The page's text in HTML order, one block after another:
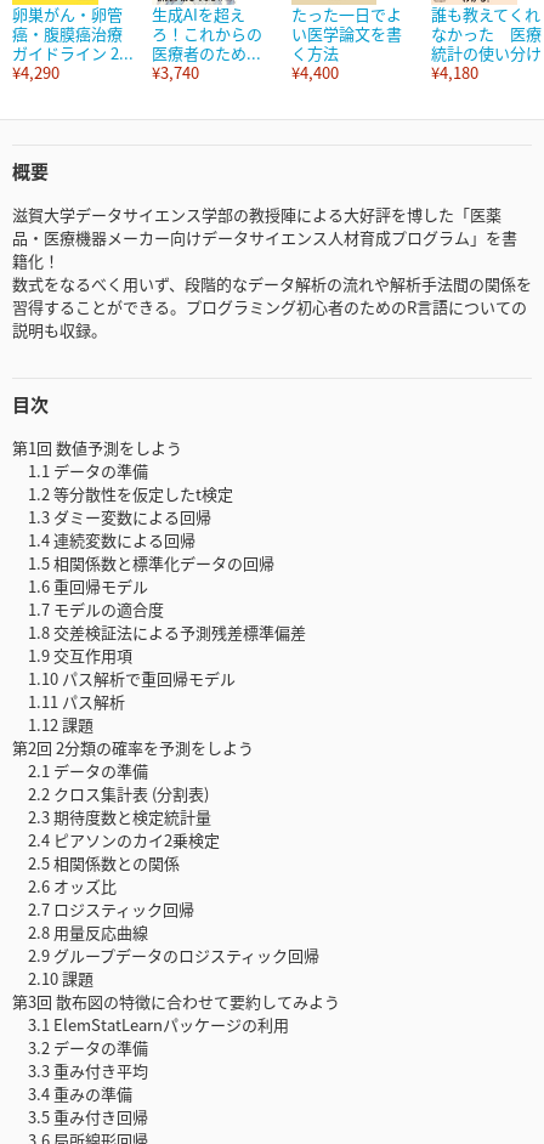
卵巣がん・卵管
癌・腹膜癌治療
ガイドライン 2...
¥4,290
生成AIを超え
ろ！これからの
医療者のため...
¥3,740
たった一日でよ
い医学論文を書
く方法
¥4,400
誰も教えてくれ
なかった 医療
統計の使い分け
¥4,180
概要
滋賀大学データサイエンス学部の教授陣による大好評を博した「医薬
品・医療機器メーカー向けデータサイエンス人材育成プログラム」を書
籍化！
数式をなるべく用いず、段階的なデータ解析の流れや解析手法間の関係を
習得することができる。プログラミング初心者のためのR言語についての
説明も収録。
目次
第1回 数値予測をしよう
1.1 データの準備
1.2 等分散性を仮定したt検定
1.3 ダミー変数による回帰
1.4 連続変数による回帰
1.5 相関係数と標準化データの回帰
1.6 重回帰モデル
1.7 モデルの適合度
1.8 交差検証法による予測残差標準偏差
1.9 交互作用項
1.10 パス解析で重回帰モデル
1.11 パス解析
1.12 課題
第2回 2分類の確率を予測をしよう
2.1 データの準備
2.2 クロス集計表 (分割表)
2.3 期待度数と検定統計量
2.4 ピアソンのカイ2乗検定
2.5 相関係数との関係
2.6 オッズ比
2.7 ロジスティック回帰
2.8 用量反応曲線
2.9 グループデータのロジスティック回帰
2.10 課題
第3回 散布図の特徴に合わせて要約してみよう
3.1 ElemStatLearnパッケージの利用
3.2 データの準備
3.3 重み付き平均
3.4 重みの準備
3.5 重み付き回帰